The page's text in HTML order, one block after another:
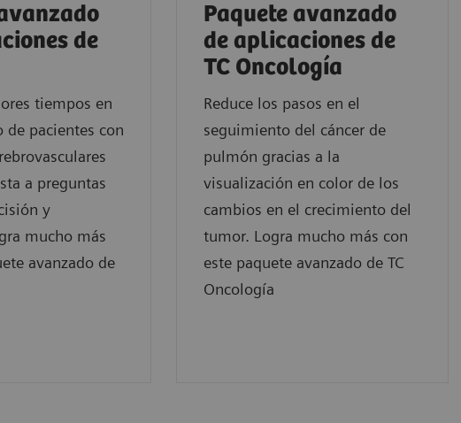
de
tiempos en
de pacientes con
a preguntas
y
mucho más
avanzado de
Paquete avanzado
de aplicaciones de
TC Oncología
Reduce los pasos en el
seguimiento del cáncer de
pulmón gracias a la
visualización en color de los
cambios en el crecimiento del
tumor. Logra mucho más con
este paquete avanzado de TC
Oncología